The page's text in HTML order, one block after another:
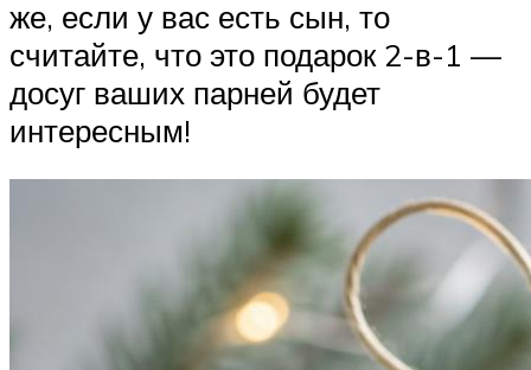
же, если у вас есть сын, то
считайте, что это подарок 2-в-1 —
досуг ваших парней будет
интересным!